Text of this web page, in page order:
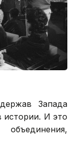
Запада
истории. И это